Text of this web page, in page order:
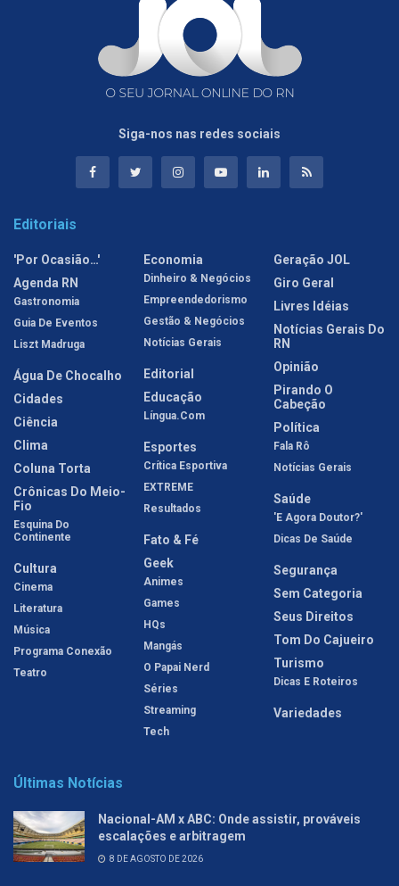
Siga-nos nas redes sociais
Editoriais
'Por Ocasião…'
Agenda RN
Gastronomia
Guia De Eventos
Liszt Madruga
Água De Chocalho
Cidades
Ciência
Clima
Coluna Torta
Crônicas Do Meio-
Fio
Esquina Do
Continente
Cultura
Cinema
Literatura
Música
Programa Conexão
Teatro
Economia
Dinheiro & Negócios
Empreendedorismo
Gestão & Negócios
Notícias Gerais
Editorial
Educação
Língua.com
Esportes
Crítica Esportiva
EXTREME
Resultados
Fato & Fé
Geek
Animes
Games
HQs
Mangás
O Papai Nerd
Séries
Streaming
Tech
Geração JOL
Giro Geral
Livres Idéias
Notícias Gerais Do
RN
Opinião
Pirando O
Cabeção
Política
Fala Rô
Notícias Gerais
Saúde
'E Agora Doutor?'
Dicas De Saúde
Segurança
Sem Categoria
Seus Direitos
Tom Do Cajueiro
Turismo
Dicas E Roteiros
Variedades
Últimas Notícias
Nacional-AM x ABC: Onde assistir, prováveis
escalações e arbitragem
8 DE AGOSTO DE 2026